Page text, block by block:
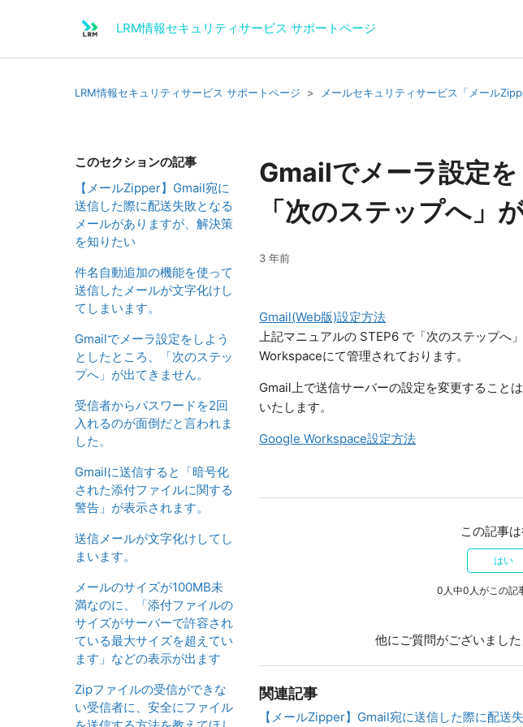
LRM情報セキュリティサービス サポートページ
LRM情報セキュリティサービス サポートページ メールセキュリティサービス「メール
このセクションの記事
【メールZipper】Gmail宛に
送信した際に配送失敗となる
メールがありますが、解決策
を知りたい
件名自動追加の機能を使って
送信したメールが文字化けし
てしまいます。
Gmailでメーラ設定をしよう
としたところ、「次のステッ
プへ」が出てきません。
受信者からパスワードを2回
入れるのが面倒だと言われま
した。
Gmailに送信すると「暗号化
された添付ファイルに関する
警告」が表示されます。
送信メールが文字化けしてし
まいます。
メールのサイズが100MB未
満なのに、「添付ファイルの
サイズがサーバーで許容され
ている最大サイズを超えてい
ます」などの表示が出ます
Zipファイルの受信ができな
い受信者に、安全にファイル
Gmailでメーラ設定を
「次のステップへ」
3 年前
Gmail(Web版)設定方法
上記マニュアルの STEP6 で「次のステップへ
Workspaceにて管理されております。
Gmail上で送信サーバーの設定を変更すること
いたします。
Google Workspace設定方法
この記事
はい
0人中0人がこの記
他にご質問がございました
関連記事
【メールZipper】Gmail宛に送信した際に配送